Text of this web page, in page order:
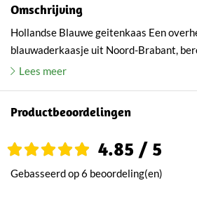
Omschrijving
Hollandse Blauwe geitenkaas Een
blauwaderkaasje uit Noord-Brabant,
Lees meer
Productbeoordelingen
4.85 / 5
Gebasseerd op 6 beoordeling(en)